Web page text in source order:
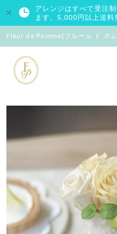
アレンジはすべて受注
ます。5,000円以上送料
Fleur de Pomme(フルール ド ポ